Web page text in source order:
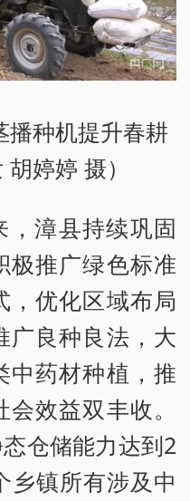
播种机提升春耕
婷婷 摄）
漳县持续巩固
极推广绿色标准
，优化区域布局
广良种良法，大
中药材种植，推
效益双丰收。
仓储能力达到2
乡镇所有涉及中